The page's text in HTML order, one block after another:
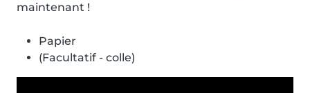
maintenant !
Papier
(Facultatif - colle)